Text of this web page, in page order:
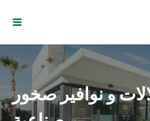
و نوافير صخور